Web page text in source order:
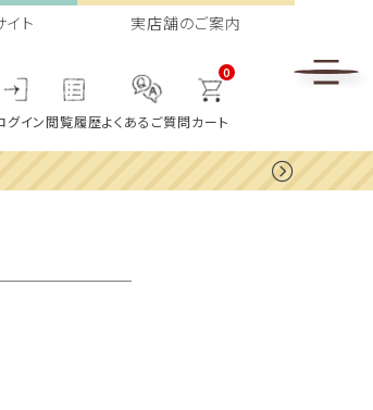
ト 実店舗のご案内
グイン閲覧履歴よくあるご質問
0
カート